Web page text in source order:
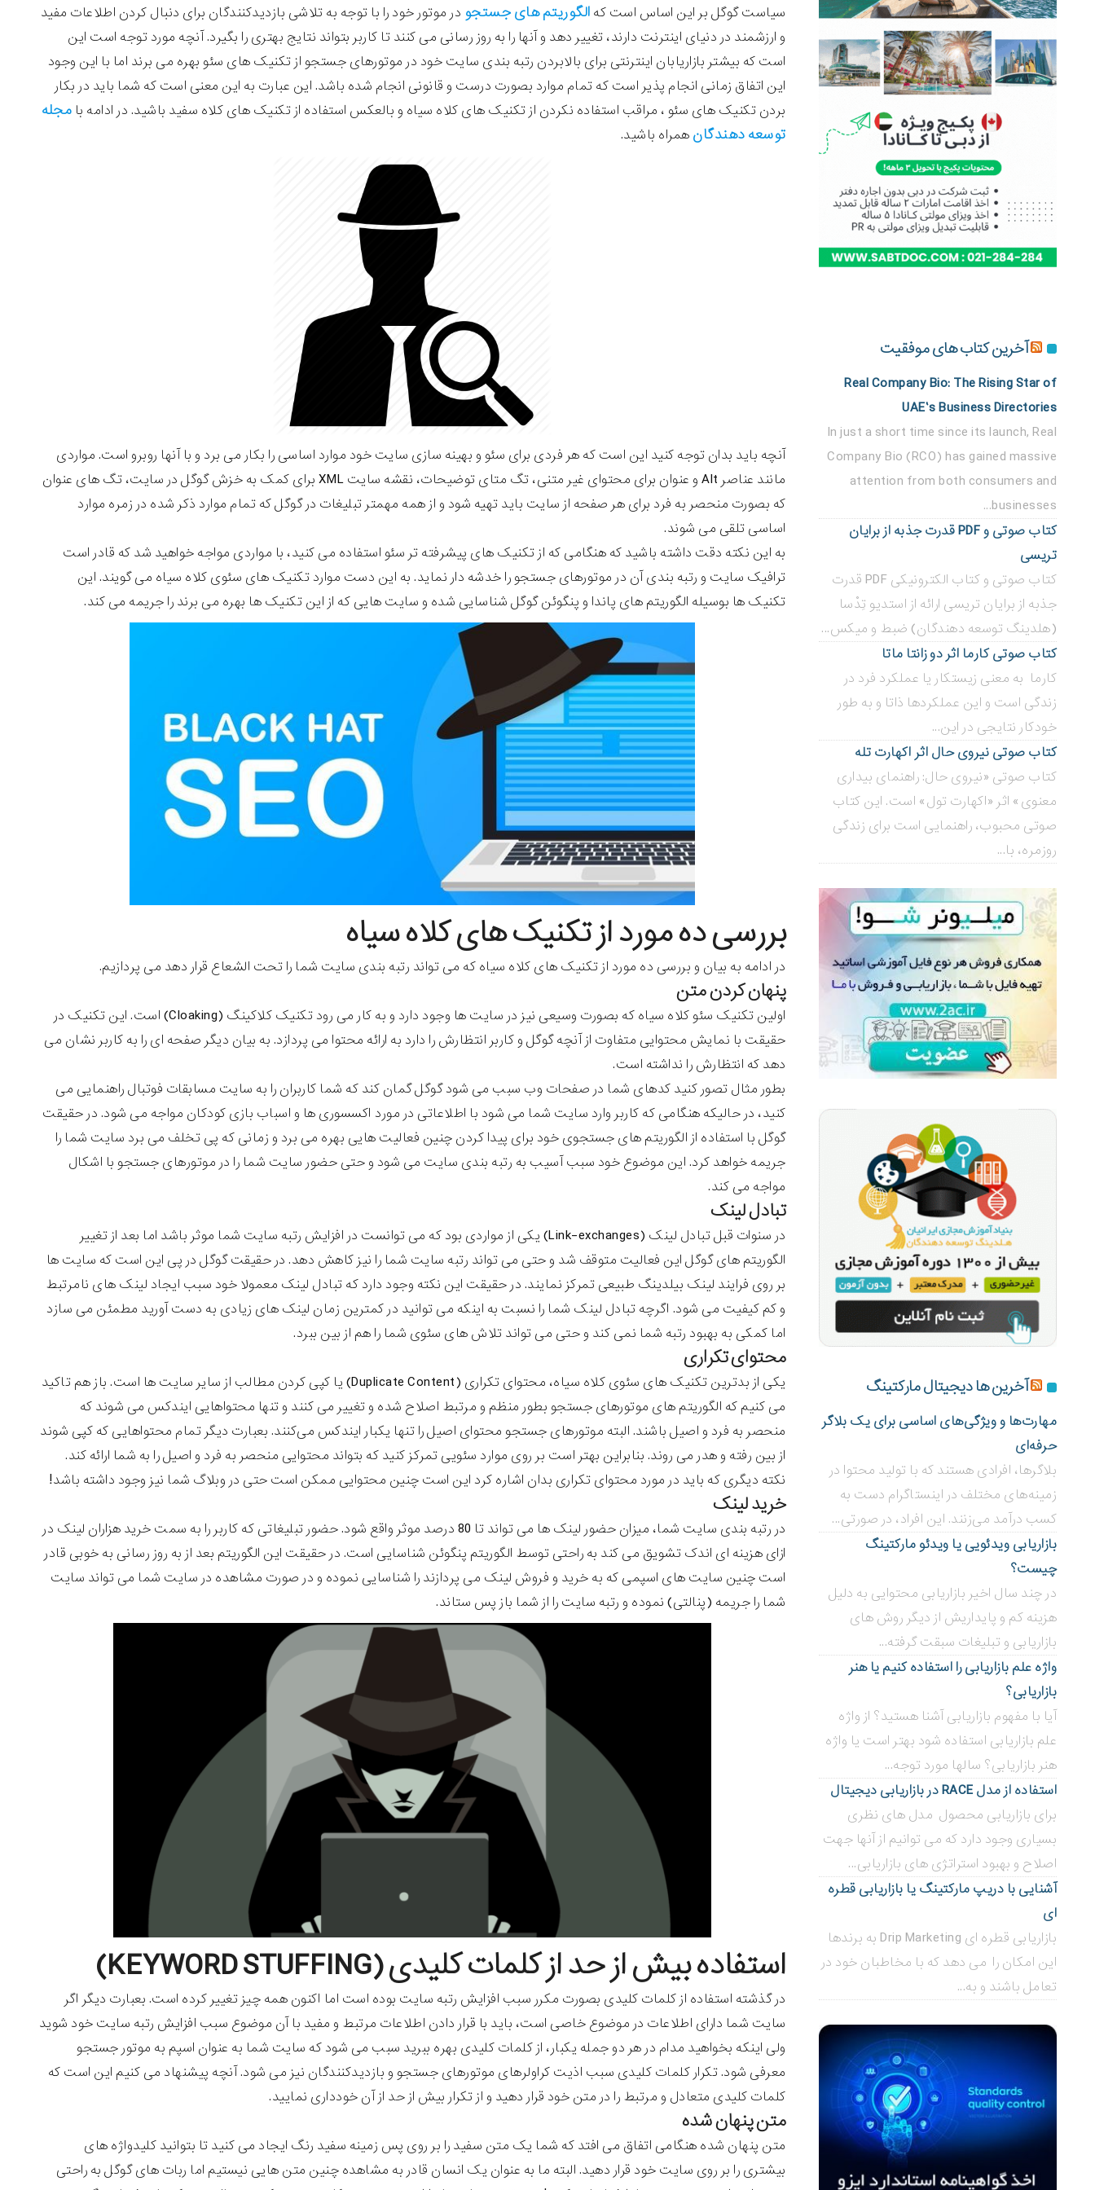
سیاست گوگل بر این اساس است که الگوریتم های جستجو در موتور خود را با توجه به تلاشی بازدیدکنندگان برای دنبال کردن اطلاعات مفید
و ارزشمند در دنیای اینترنت دارند، تغییر دهد و آنها را به روز رسانی می کنند تا کاربر بتواند نتایج بهتری را بگیرد. آنچه مورد توجه است این
است که بیشتر بازاریابان اینترنتی برای بالابردن رتبه بندی سایت خود در موتورهای جستجو از تکنیک های سئو بهره می برند اما با این وجود
این اتفاق زمانی انجام پذیر است که تمام موارد بصورت درست و قانونی انجام شده باشد. این عبارت به این معنی است که شما باید در بکار
بردن تکنیک های سئو ، مراقب استفاده نکردن از تکنیک های کلاه سیاه و بالعکس استفاده از تکنیک های کلاه سفید باشید. در ادامه با مجله
توسعه دهندگان همراه باشید.
آنچه باید بدان توجه کنید این است که هر فردی برای سئو و بهینه سازی سایت خود موارد اساسی را بکار می برد و با آنها روبرو است. مواردی
مانند عناصر Alt و عنوان برای محتوای غیر متنی، تگ متای توضیحات، نقشه سایت XML برای کمک به خزش گوگل در سایت، تگ های عنوان
که بصورت منحصر به فرد برای هر صفحه از سایت باید تهیه شود و از همه مهمتر تبلیغات در گوگل که تمام موارد ذکر شده در زمره موارد
اساسی تلقی می شوند.
به این نکته دقت داشته باشید که هنگامی که از تکنیک های پیشرفته تر سئو استفاده می کنید، با مواردی مواجه خواهید شد که قادر است
ترافیک سایت و رتبه بندی آن در موتورهای جستجو را خدشه دار نماید. به این دست موارد تکنیک های سئوی کلاه سیاه می گویند. این
تکنیک ها بوسیله الگوریتم های پاندا و پنگوئن گوگل شناسایی شده و سایت هایی که از این تکنیک ها بهره می برند را جریمه می کند.
بررسی ده مورد از تکنیک های کلاه سیاه
در ادامه به بیان و بررسی ده مورد از تکنیک های کلاه سیاه که می تواند رتبه بندی سایت شما را تحت الشعاع قرار دهد می پردازیم.
پنهان کردن متن
اولین تکنیک سئو کلاه سیاه که بصورت وسیعی نیز در سایت ها وجود دارد و به کار می رود تکنیک کلاکینگ (Cloaking) است. این تکنیک در
حقیقت با نمایش محتوایی متفاوت از آنچه گوگل و کاربر انتظارش را دارد به ارائه محتوا می پردازد. به بیان دیگر صفحه ای را به کاربر نشان می
دهد که انتظارش را نداشته است.
بطور مثال تصور کنید کدهای شما در صفحات وب سبب می شود گوگل گمان کند که شما کاربران را به سایت مسابقات فوتبال راهنمایی می
کنید، در حالیکه هنگامی که کاربر وارد سایت شما می شود با اطلاعاتی در مورد اکسسوری ها و اسباب بازی کودکان مواجه می شود. در حقیقت
گوگل با استفاده از الگوریتم های جستجوی خود برای پیدا کردن چنین فعالیت هایی بهره می برد و زمانی که پی تخلف می برد سایت شما را
جریمه خواهد کرد. این موضوع خود سبب آسیب به رتبه بندی سایت می شود و حتی حضور سایت شما را در موتورهای جستجو با اشکال
مواجه می کند.
تبادل لینک
در سنوات قبل تبادل لینک (Link-exchanges) یکی از مواردی بود که می توانست در افزایش رتبه سایت شما موثر باشد اما بعد از تغییر
الگوریتم های گوگل این فعالیت متوقف شد و حتی می تواند رتبه سایت شما را نیز کاهش دهد. در حقیقت گوگل در پی این است که سایت ها
بر روی فرایند لینک بیلدینگ طبیعی تمرکز نمایند. در حقیقت این نکته وجود دارد که تبادل لینک معمولا خود سبب ایجاد لینک های نامرتبط
و کم کیفیت می شود. اگرچه تبادل لینک شما را نسبت به اینکه می توانید در کمترین زمان لینک های زیادی به دست آورید مطمئن می سازد
اما کمکی به بهبود رتبه شما نمی کند و حتی می تواند تلاش های سئوی شما را هم از بین ببرد.
محتوای تکراری
یکی از بدترین تکنیک های سئوی کلاه سیاه، محتوای تکراری (Duplicate Content) یا کپی کردن مطالب از سایر سایت ها است. باز هم تاکید
می کنیم که الگوریتم های موتورهای جستجو بطور منظم و مرتبط اصلاح شده و تغییر می کنند و تنها محتواهایی ایندکس می شوند که
منحصر به فرد و اصیل باشند. البته موتورهای جستجو محتوای اصیل را تنها یکبار ایندکس می‌کنند. بعبارت دیگر تمام محتواهایی که کپی شوند
از بین رفته و هدر می روند. بنابراین بهتر است بر روی موارد سئویی تمرکز کنید که بتواند محتوایی منحصر به فرد و اصیل را به شما ارائه کند.
نکته دیگری که باید در مورد محتوای تکراری بدان اشاره کرد این است چنین محتوایی ممکن است حتی در وبلاگ شما نیز وجود داشته باشد!
خرید لینک
در رتبه بندی سایت شما، میزان حضور لینک ها می تواند تا 80 درصد موثر واقع شود. حضور تبلیغاتی که کاربر را به سمت خرید هزاران لینک در
ازای هزینه ای اندک تشویق می کند به راحتی توسط الگوریتم پنگوئن شناسایی است. در حقیقت این الگوریتم بعد از به روز رسانی به خوبی قادر
است چنین سایت های اسپمی که به خرید و فروش لینک می پردازند را شناسایی نموده و در صورت مشاهده در سایت شما می تواند سایت
شما را جریمه (پنالتی) نموده و رتبه سایت را از شما باز پس ستاند.
استفاده بیش از حد از کلمات کلیدی (KEYWORD STUFFING)
در گذشته استفاده از کلمات کلیدی بصورت مکرر سبب افزایش رتبه سایت بوده است اما اکنون همه چیز تغییر کرده است. بعبارت دیگر اگر
سایت شما دارای اطلاعات در موضوع خاصی است، باید با قرار دادن اطلاعات مرتبط و مفید با آن موضوع سبب افزایش رتبه سایت خود شوید
ولی اینکه بخواهید مدام در هر دو جمله یکبار، از کلمات کلیدی بهره ببرید سبب می شود که سایت شما به عنوان اسپم به موتور جستجو
معرفی شود. تکرار کلمات کلیدی سبب اذیت کراولرهای موتورهای جستجو و بازدیدکنندگان نیز می شود. آنچه پیشنهاد می کنیم این است که
کلمات کلیدی متعادل و مرتبط را در متن خود قرار دهید و از تکرار بیش از حد از آن خودداری نمایید.
متن پنهان شده
متن پنهان شده هنگامی اتفاق می افتد که شما یک متن سفید را بر روی پس زمینه سفید رنگ ایجاد می کنید تا بتوانید کلیدواژه های
بیشتری را بر روی سایت خود قرار دهید. البته ما به عنوان یک انسان قادر به مشاهده چنین متن هایی نیستیم اما ربات های گوگل به راحتی
آخرین کتاب های موفقیت
Real Company Bio: The Rising Star of
UAE’s Business Directories
In just a short time since its launch, Real
Company Bio (RCO) has gained massive
attention from both consumers and
businesses...
کتاب صوتی و PDF قدرت جذبه از برایان
تریسی
کتاب صوتی و کتاب الکترونیکی PDF قدرت
جذبه از برایان تریسی ارائه از استدیو تِدْسا
(هلدینگ توسعه دهندگان) ضبط و میکس...
کتاب صوتی کارما اثر دو زانتا ماتا
کارما به معنی زیستکار یا عملکرد فرد در
زندگی است و این عملکردها ذاتا و به طور
خودکار نتایجی در این...
کتاب صوتی نیروی حال اثر اکهارت تله
کتاب صوتی «نیروی حال: راهنمای بیداری
معنوی» اثر «اکهارت تول» است. این کتاب
صوتی محبوب، راهنمایی است برای زندگی
روزمره، با...
آخرین ها دیجیتال مارکتینگ
مهارت‌ها و ویژگی‌های اساسی برای یک بلاگر
حرفه‌ای
بلاگر‌ها، افرادی هستند که با تولید محتوا در
زمینه‌های مختلف در اینستاگرام دست به
کسب درآمد می‌زنند. این افراد، در صورتی...
بازاریابی ویدئویی ‌یا ویدئو مارکتینگ
چیست؟
در چند سال اخیر بازاریابی محتوایی به دلیل
هزینه کم و پایداریش از دیگر روش های
بازاریابی و تبلیغات سبقت گرفته...
واژه علم بازاریابی را استفاده کنیم یا هنر
بازاریابی؟
آیا با مفهوم بازاریابی آشنا هستید؟ از واژه
علم بازاریابی استفاده شود بهتر است یا واژه
هنر بازاریابی؟ سالها مورد توجه...
استفاده از مدل RACE در بازاریابی دیجیتال
برای بازاریابی محصول مدل های نظری
بسیاری وجود دارد که می توانیم از آنها جهت
اصلاح و بهبود استراتژی های بازاریابی...
آشنایی با دریپ مارکتینگ یا بازاریابی قطره
ای
بازاریابی قطره ای Drip Marketing به برندها
این امکان را می دهد که با مخاطبان خود در
تعامل باشند و به...